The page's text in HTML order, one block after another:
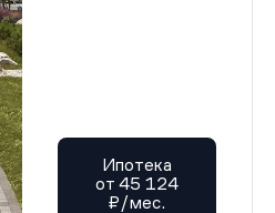
Ипотека
от 45 124
₽/мес.